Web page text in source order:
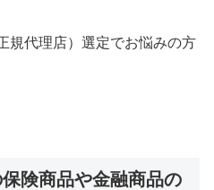
規代理店）選定でお悩みの方
険商品や金融商品の